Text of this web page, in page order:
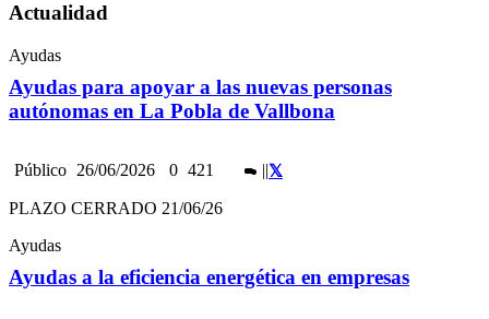
Actualidad
Ayudas
Ayudas para apoyar a las nuevas personas
autónomas en La Pobla de Vallbona
Público 26/06/2026 0 421 ||
PLAZO CERRADO 21/06/26
Ayudas
Ayudas a la eficiencia energética en empresas